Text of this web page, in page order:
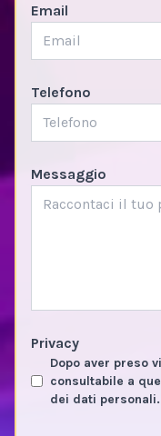
Email
Telefono
Messaggio
Privacy
Dopo aver preso
consultabile a
dei dati personali.